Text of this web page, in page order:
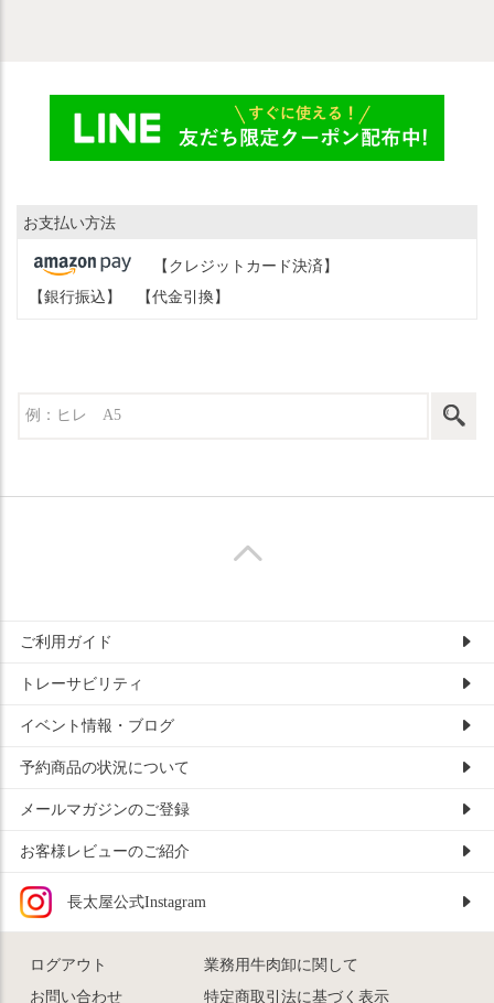
お支払い方法
【クレジットカード決済】
【銀行振込】
【代金引換】
ご利用ガイド
トレーサビリティ
イベント情報・ブログ
予約商品の状況について
メールマガジンのご登録
お客様レビューのご紹介
長太屋公式Instagram
ログアウト
業務用牛肉卸に関して
お問い合わせ
特定商取引法に基づく表示